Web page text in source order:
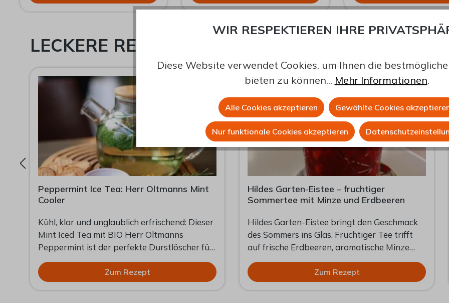
Mantel für den Zauber des
Mantel für den Zauber des
LECKERE REZEPTE, ZUBEREITUNG UND
Peppermint Ice Tea: Herr Oltmanns Mint
Cooler
Kühl, klar und unglaublich erfrischend: Dieser
Mint Iced Tea mit BIO Herr Oltmanns
Peppermint ist der perfekte Durstlöscher für
warme Tage. Die intensive Pfefferminze sorgt
für ein angenehm frisches Mundgefühl,
während ein Hauch Zitrone und leichte Süße
Zum Rezept
Hildes Garten-Eistee – fruchtiger
Sommertee mit Minze und Erdbeeren
Hildes Garten-Eistee bringt den Geschmack
des Sommers ins Glas. Fruchtiger Tee trifft
auf frische Erdbeeren, aromatische Minze
und einen Spritzer Zitrone. Das Ergebnis ist
ein natürlicher, erfrischender Eistee, der ohne
künstliche Aromen auskommt und sich ideal
Zum Rezept
WIR RESPEKTIEREN IHRE
Diese Website verwendet Cookies, um Ihnen die
bieten zu können... Mehr Informationen.
Alle Cookies akzeptieren Gewählte Cookies
Nur funktionale Cookies akzeptieren